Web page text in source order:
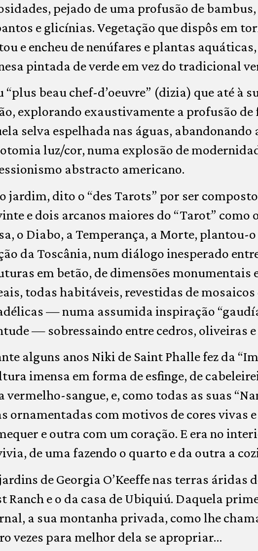
pejado de uma profusão de
e glicínias. Vegetação que dispôs em
e encheu de nenúfares e plantas
pintada de verde em vez do tradicional
“plus beau chef-d’oeuvre” (dizia) que até à
explorando exaustivamente a profusão
selva espelhada nas águas,
luz/cor, numa explosão de
abstracto americano.
jardim, dito o “des Tarots” por ser
e dois arcanos maiores do “Tarot” como
o Diabo, a Temperança, a Morte, plantou-
da Toscânia, num diálogo inesperado
em betão, de dimensões monumentais
todas habitáveis, revestidas de mosaicos
— numa assumida inspiração
— sobressaindo entre cedros, oliveiras
alguns anos Niki de Saint Phalle fez da
imensa em forma de esfinge, de
vermelho-sangue, e, como todas as suas
ornamentadas com motivos de cores vivas
e outra com um coração. E era no
de uma fazendo o quarto e da outra a
de Georgia O’Keeffe nas terras áridas
Ranch e o da casa de Ubiquiú. Daquela
a sua montanha privada, como lhe
vezes para melhor dela se apropriar…